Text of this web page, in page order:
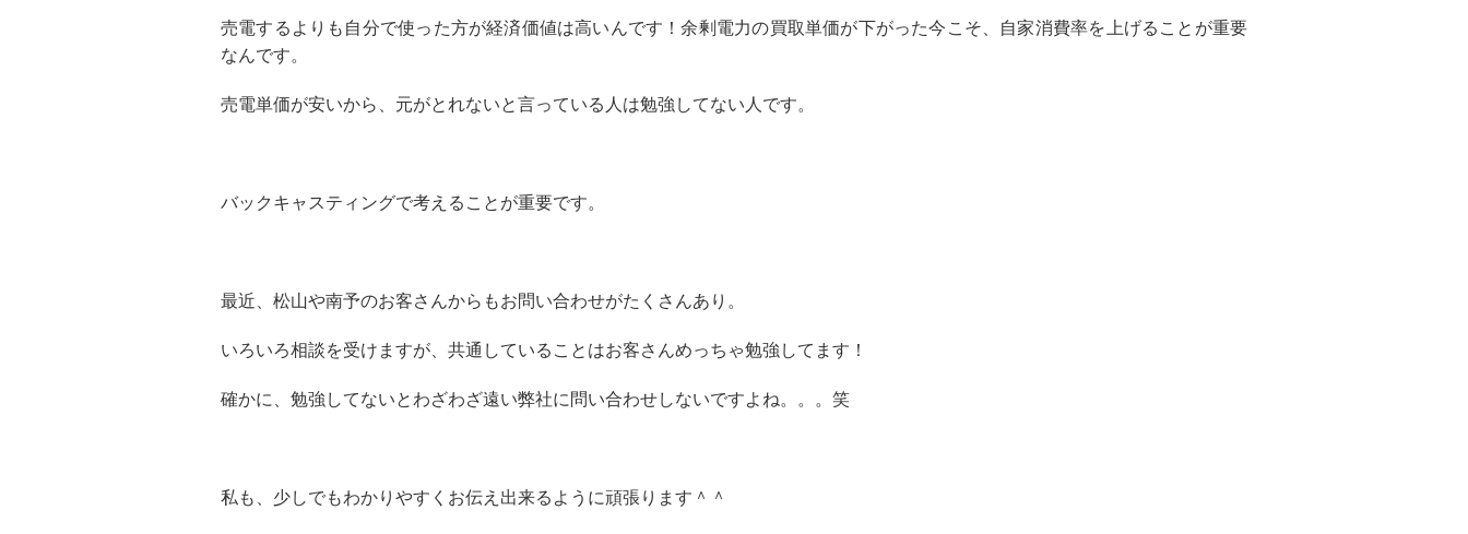
売電するよりも自分で使った方が経済価値は高いんです！余剰電力の買取単価が下がった今こそ、自家消費率を上げることが重要
なんです。
売電単価が安いから、元がとれないと言っている人は勉強してない人です。
バックキャスティングで考えることが重要です。
最近、松山や南予のお客さんからもお問い合わせがたくさんあり。
いろいろ相談を受けますが、共通していることはお客さんめっちゃ勉強してます！
確かに、勉強してないとわざわざ遠い弊社に問い合わせしないですよね。。。笑
私も、少しでもわかりやすくお伝え出来るように頑張ります＾＾